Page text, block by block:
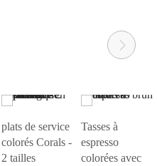
plats de service
colorés Corals -
2 tailles
Tasses à
espresso
colorées avec